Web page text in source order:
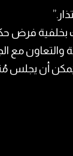
بخلفية فرض
مع
أن يجلس